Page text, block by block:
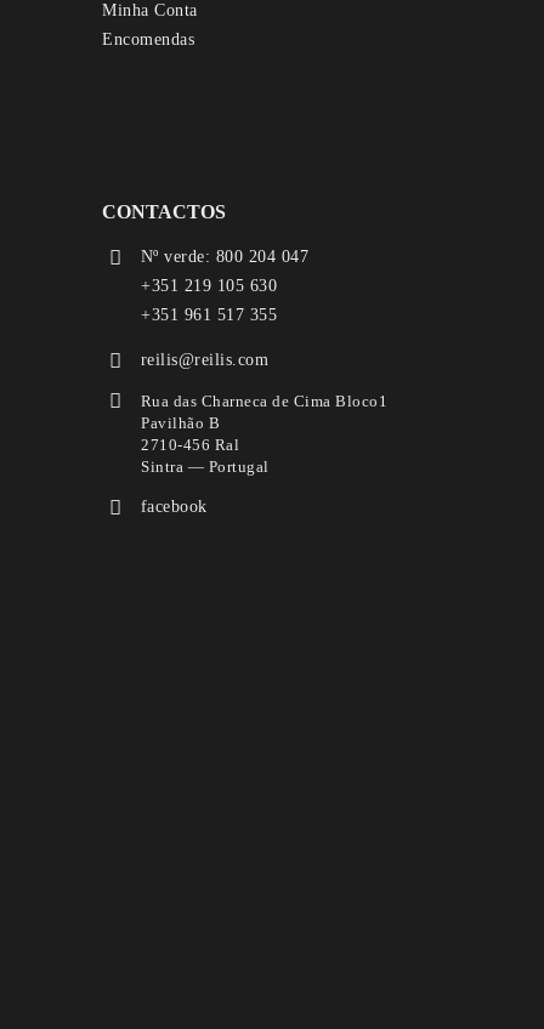
Minha Conta
Encomendas
CONTACTOS
Nº verde: 800 204 047
+351 219 105 630
+351 961 517 355
reilis@reilis.com
Rua das Charneca de Cima Bloco1
Pavilhão B
2710-456 Ral
Sintra — Portugal
facebook